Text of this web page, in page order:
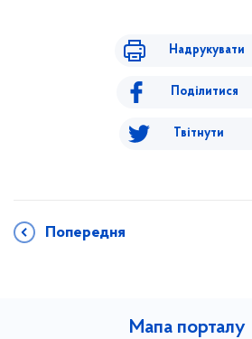
Надрукувати
Поділитися
Твітнути
Попередня
Мапа порталу